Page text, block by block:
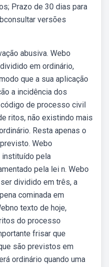
Prazo de 30 dias para
versões
abusiva. Webo
em ordinário,
que a sua aplicação
a incidência dos
de processo civil
ritos, não existindo mais
Resta apenas o
Webo
pela
pela lei n. Webo
dividido em três, a
cominada em
texto de hoje,
do processo
frisar que
são previstos em
ordinário quando uma